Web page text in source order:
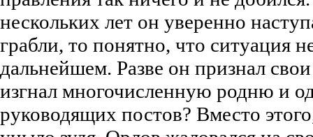
нескольких лет он уверенно
грабли, то понятно, что ситуация
дальнейшем. Разве он признал
изгнал многочисленную родню и
руководящих постов? Вместо